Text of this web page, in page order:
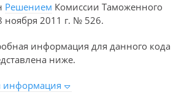
Решением Комиссии Таможенного
ноября 2011 г. № 526.
информация для данного кода
ниже.
информация